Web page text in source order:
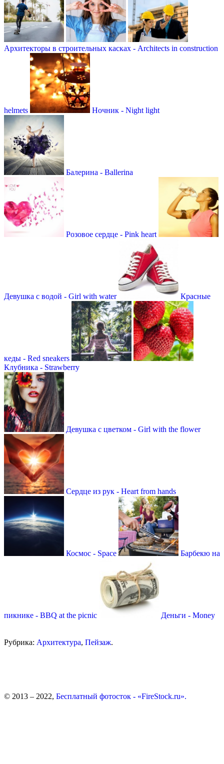
Архитекторы в строительных касках - Architects in construction
helmets Ночник - Night light
Балерина - Ballerina
Розовое сердце - Рink heart
Девушка с водой - Girl with water Красные
кеды - Red sneakers
Клубника - Strawberry
Девушка с цветком - Girl with the flower
Сердце из рук - Heart from hands
Космос - Space Барбекю на
пикнике - BBQ at the picnic Деньги - Money
Рубрика: Архитектура, Пейзаж.
© 2013 – 2022, Бесплатный фотосток - «FireStock.ru».